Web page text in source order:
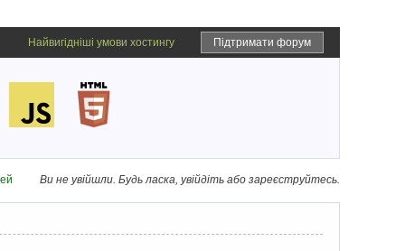
Підтримати форум
Найвигідніші умови хостингу
Ви не увійшли. Будь ласка, увійдіть або зареєструйтесь.